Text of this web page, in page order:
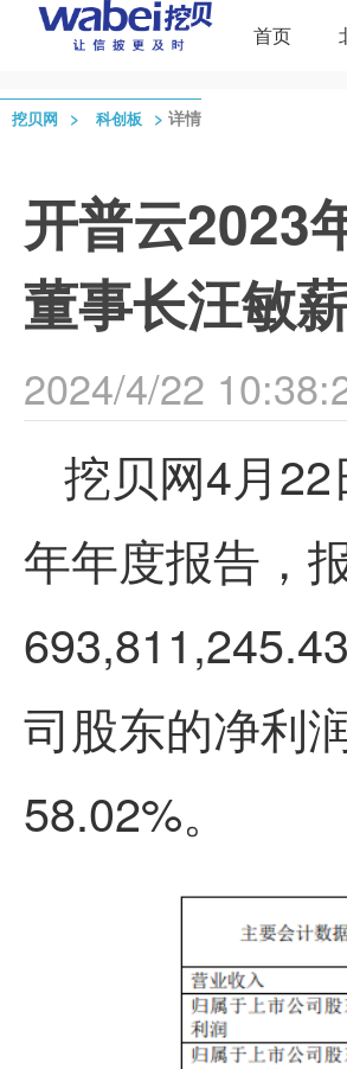
首页
挖贝网 > 科创板 > 详情
开普云2023
董事长汪敏
2024/4/22
挖贝网4月
年年度报告，
司股东的净利
58.02%。